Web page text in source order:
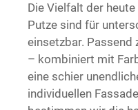
Die Vielfalt der
Putze sind für
einsetzbar. Passend
– kombiniert mit
eine schier
individuellen